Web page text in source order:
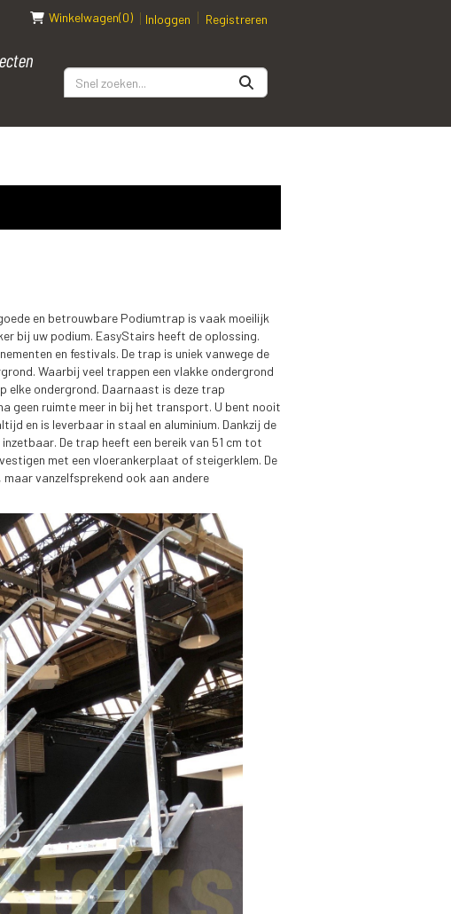
Winkelwagen(0) Inloggen Registreren
en betrouwbare Podiumtrap is vaak moeilijk
bij uw podium. EasyStairs heeft de oplossing.
en festivals. De trap is uniek vanwege de
Waarbij veel trappen een vlakke ondergrond
elke ondergrond. Daarnaast is deze trap
geen ruimte meer in bij het transport. U bent nooit
en is leverbaar in staal en aluminium. Dankzij de
De trap heeft een bereik van 51 cm tot
met een vloerankerplaat of steigerklem. De
vanzelfsprekend ook aan andere